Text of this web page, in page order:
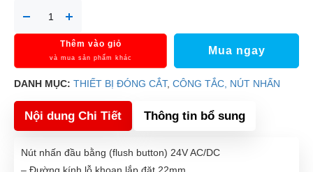
Thêm vào giỏ
và mua sản phẩm khác
Mua ngay
DANH MỤC: THIẾT BỊ ĐÓNG CẮT, CÔNG TẮC, NÚT NHẤN
Nội dung Chi Tiết Thông tin bổ sung
Nút nhấn đầu bằng (flush button) 24V AC/DC
– Đường kính lỗ khoan lắp đặt 22mm